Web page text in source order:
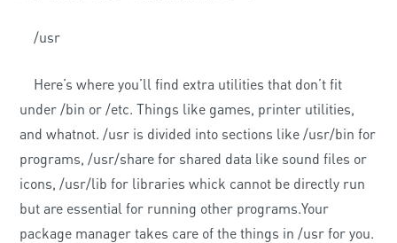
/usr
Here’s where you’ll find extra utilities that don’t fit
under /bin or /etc. Things like games, printer utilities,
and whatnot. /usr is divided into sections like /usr/bin for
programs, /usr/share for shared data like sound files or
icons, /usr/lib for libraries whick cannot be directly run
but are essential for running other programs.Your
package manager takes care of the things in /usr for you.